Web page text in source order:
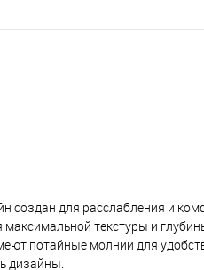
создан для расслабления и
текстуры и
потайные молнии для
дизайны.